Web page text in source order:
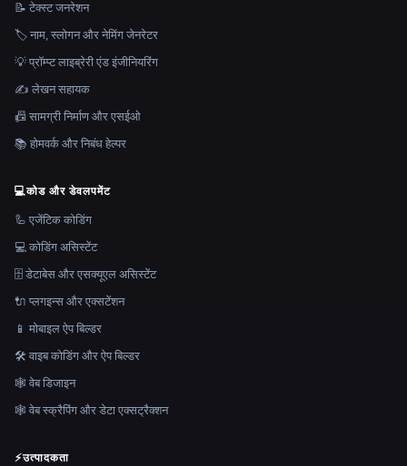
📝 टेक्स्ट जनरेशन
🏷️ नाम, स्लोगन और नेमिंग जेनरेटर
💡 प्रॉम्प्ट लाइब्रेरी एंड इंजीनियरिंग
✍️ लेखन सहायक
📠 सामग्री निर्माण और एसईओ
📚 होमवर्क और निबंध हेल्पर
💻कोड और डेवलपमेंट
🦾 एजेंटिक कोडिंग
💻 कोडिंग असिस्टेंट
🗄️ डेटाबेस और एसक्यूएल असिस्टेंट
🔌 प्लगइन्स और एक्सटेंशन
📱 मोबाइल ऐप बिल्डर
🛠️ वाइब कोडिंग और ऐप बिल्डर
🕸 वेब डिजाइन
🕸️ वेब स्क्रैपिंग और डेटा एक्सट्रैक्शन
⚡उत्पादकता